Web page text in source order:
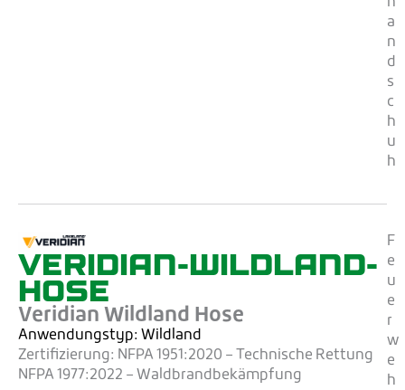
a
n
d
s
c
h
u
h
VERIDIAN-WILDLAND-
HOSE
Veridian Wildland Hose
Anwendungstyp: Wildland
Zertifizierung: NFPA 1951:2020 – Technische Rettung
NFPA 1977:2022 – Waldbrandbekämpfung
F
e
u
e
r
w
e
h